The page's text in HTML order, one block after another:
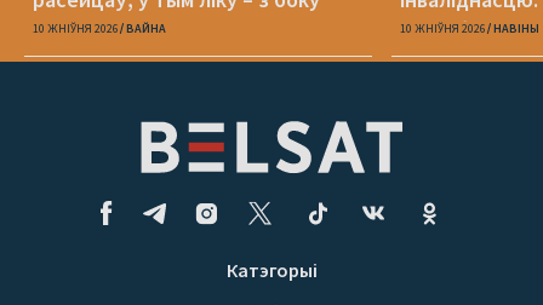
Беларусі
10 ЖНІЎНЯ 2026 ВАЙНА
патрэбная
10 ЖНІЎНЯ 2026 НАВІНЫ
Катэгорыі